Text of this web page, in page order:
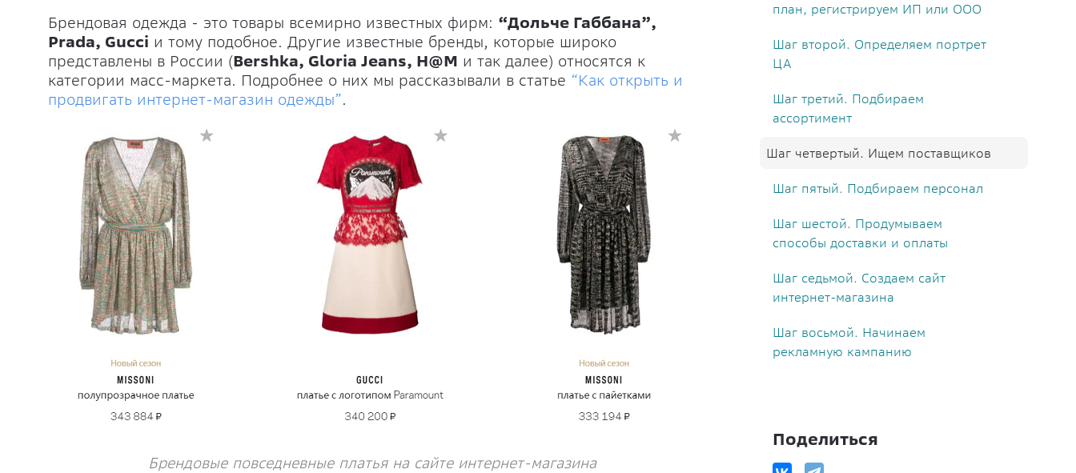
Брендовая одежда - это товары всемирно известных фирм: “Дольче Габбана”,
Prada, Gucci и тому подобное. Другие известные бренды, которые широко
представлены в России (Bershka, Gloria Jeans, H@M и так далее) относятся к
категории масс-маркета. Подробнее о них мы рассказывали в статье “Как открыть и
продвигать интернет-магазин одежды”.
Брендовые повседневные платья на сайте интернет-магазина
план, регистрируем ИП или ООО
Шаг второй. Определяем портрет
ЦА
Шаг третий. Подбираем
ассортимент
Шаг четвертый. Ищем поставщиков
Шаг пятый. Подбираем персонал
Шаг шестой. Продумываем
способы доставки и оплаты
Шаг седьмой. Создаем сайт
интернет-магазина
Шаг восьмой. Начинаем
рекламную кампанию
Поделиться